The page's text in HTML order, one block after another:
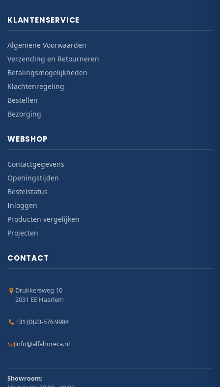
KLANTENSERVICE
Algemene Voorwaarden
Verzending en Retourneren
Betalingsmogelijkheden
Klachtenregeling
Bestellen
Bezorging
WEBSHOP
Contactgegevens
Openingstijden
Bestelstatus
Inloggen
Producten vergelijken
Projecten
CONTACT
Drukkersweg 10
2031 EE Haarlem
+31 (0)23-576 9984
info@alfahoreca.nl
Showroom: